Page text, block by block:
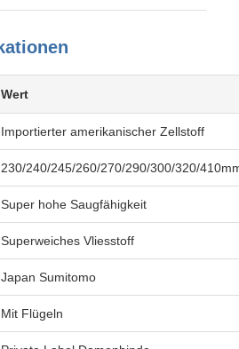
Wert
Importierter amerikanischer Zellstoff
230/240/245/260/270/290/300/320/
Super hohe Saugfähigkeit
Superweiches Vliesstoff
Japan Sumitomo
Mit Flügeln